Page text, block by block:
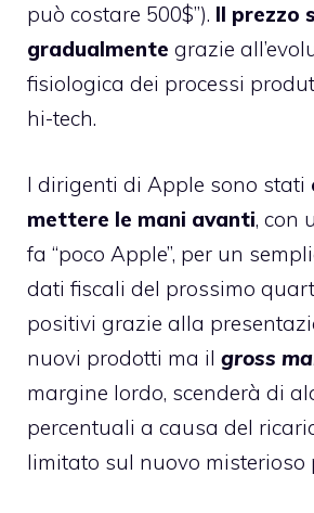
può costare 500$”). Il prezzo
gradualmente grazie
fisiologica dei processi
hi-tech.
I dirigenti di Apple sono stati
mettere le mani avanti, con
fa “poco Apple”, per un
dati fiscali del prossimo
positivi grazie alla
nuovi prodotti ma il gross
margine lordo, scenderà di
percentuali a causa del
limitato sul nuovo misterioso